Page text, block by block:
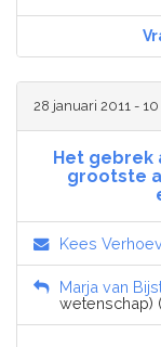
28 januari 2011 -
Het gebrek
grootste
Kees
Marja van
wetenschap) (